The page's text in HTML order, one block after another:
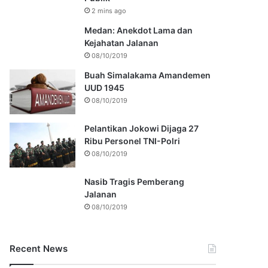
2 mins ago
Medan: Anekdot Lama dan
Kejahatan Jalanan
08/10/2019
Buah Simalakama Amandemen
UUD 1945
08/10/2019
Pelantikan Jokowi Dijaga 27
Ribu Personel TNI-Polri
08/10/2019
Nasib Tragis Pemberang
Jalanan
08/10/2019
Recent News